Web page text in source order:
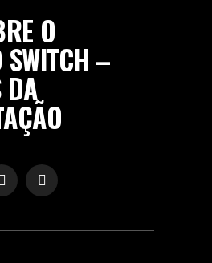
O
SWITCH –
DA